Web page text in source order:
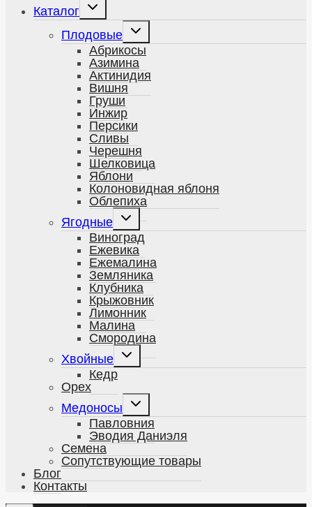
Каталог
Развернуть
дочернее
меню
Плодовые
Развернуть
дочернее
меню
Абрикосы
Азимина
Актинидия
Вишня
Груши
Инжир
Персики
Сливы
Черешня
Шелковица
Яблони
Колоновидная яблоня
Облепиха
Ягодные
Развернуть
дочернее
меню
Виноград
Ежевика
Ежемалина
Земляника
Клубника
Крыжовник
Лимонник
Малина
Смородина
Хвойные
Развернуть
дочернее
меню
Кедр
Орех
Медоносы
Развернуть
дочернее
меню
Павловния
Эводия Даниэля
Семена
Сопутствующие товары
Блог
Контакты